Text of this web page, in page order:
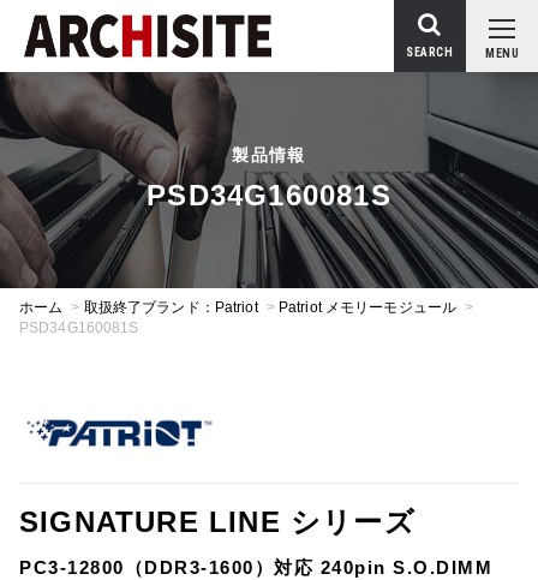
MENU
SEARCH
製品情報
PSD34G160081S
ホーム > 取扱終了ブランド：Patriot > Patriot メモリーモジュール >
PSD34G160081S
SIGNATURE LINE シリーズ
PC3-12800（DDR3-1600）対応 240pin S.O.DIMM